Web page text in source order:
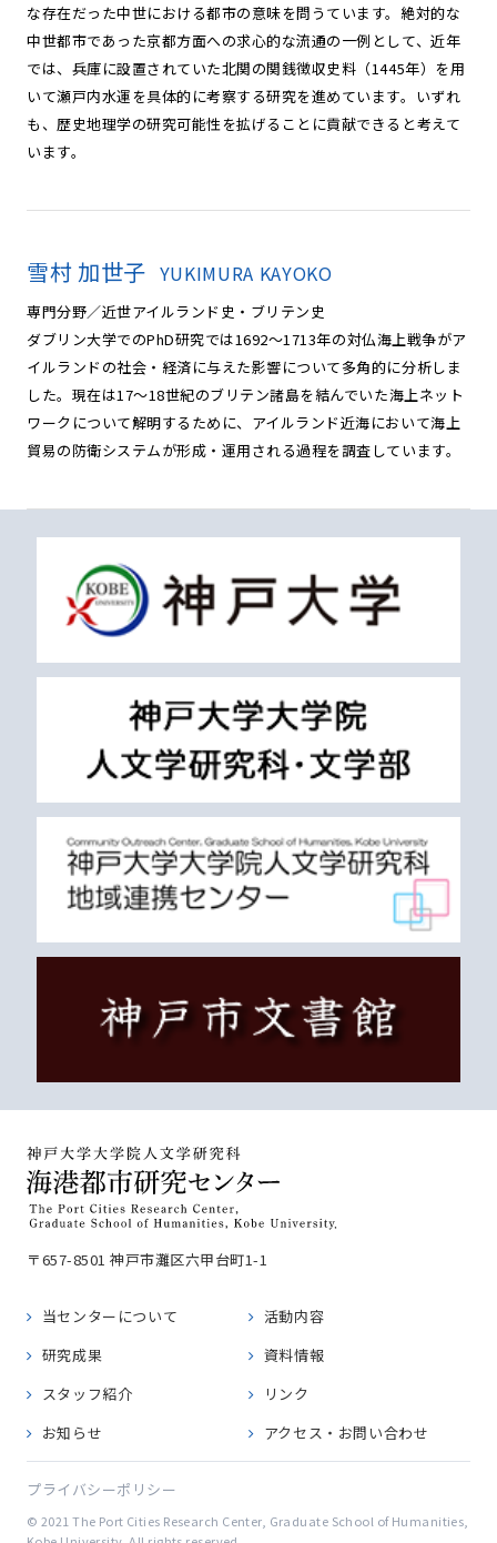
な存在だった中世における都市の意味を問うています。絶対的な
中世都市であった京都方面への求心的な流通の一例として、近年
では、兵庫に設置されていた北関の関銭徴収史料（1445年）を用
いて瀬戸内水運を具体的に考察する研究を進めています。いずれ
も、歴史地理学の研究可能性を拡げることに貢献できると考えて
います。
雪村 加世子 YUKIMURA KAYOKO
専門分野／近世アイルランド史・ブリテン史
ダブリン大学でのPhD研究では1692～1713年の対仏海上戦争がア
イルランドの社会・経済に与えた影響について多角的に分析しま
した。現在は17～18世紀のブリテン諸島を結んでいた海上ネット
ワークについて解明するために、アイルランド近海において海上
貿易の防衛システムが形成・運用される過程を調査しています。
〒657-8501 神戸市灘区六甲台町1-1
当センターについて
活動内容
研究成果
資料情報
スタッフ紹介
リンク
お知らせ
アクセス・お問い合わせ
プライバシーポリシー
© 2021 The Port Cities Research Center, Graduate School of Humanities,